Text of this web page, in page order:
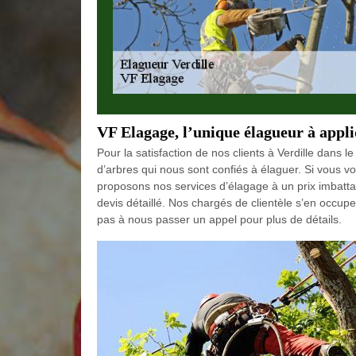
VF Elagage, l’unique élagueur à
Pour la satisfaction de nos clients à Verdille dans
d’arbres qui nous sont confiés à élaguer. Si vous
proposons nos services d’élagage à un prix
devis détaillé. Nos chargés de clientèle s’en
pas à nous passer un appel pour plus de détails.